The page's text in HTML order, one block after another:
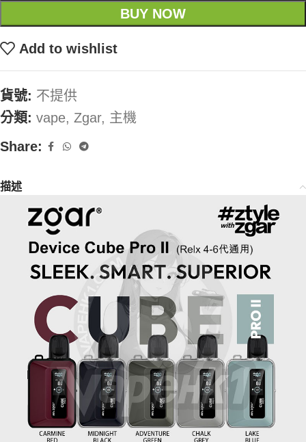
BUY NOW
Add to wishlist
貨號: 不提供
分類: vape, Zgar, 主機
Share:
描述